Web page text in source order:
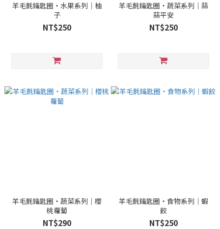
羊毛氈鑰匙圈・水果系列｜柚
子
NT$250
羊毛氈鑰匙圈・蔬菜系列｜蒜
蒜平安
NT$250
羊毛氈鑰匙圈・蔬菜系列｜櫻
桃蘿蔔
NT$290
羊毛氈鑰匙圈・食物系列｜蝦
餃
NT$250